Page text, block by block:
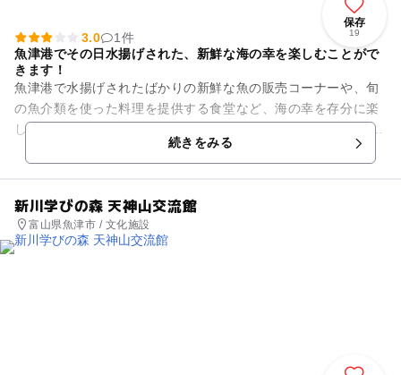
保存
19
3.0
1件
魚津港でその日水揚げされた、新鮮な海の幸を楽しむことがで
きます！
魚津港で水揚げされたばかりの新鮮な魚の販売コーナーや、旬
の魚介類を使った料理を提供する食堂など、海の幸を存分に楽
しむことができます。 週末には浜焼きが開催されており、自分
続きをみる
新川学びの森 天神山交流館
富山県魚津市 / 文化施設